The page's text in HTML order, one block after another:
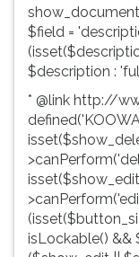
$field =
$description :
* @link http://
isLockable() &&